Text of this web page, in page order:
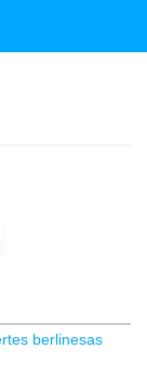
berlinesas